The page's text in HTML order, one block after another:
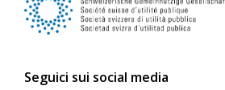
Seguici sui social media